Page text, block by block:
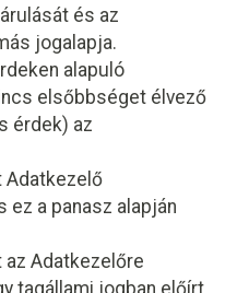
és az
jogalapja.
alapuló
elsőbbséget élvező
érdek) az
Adatkezelő
ez a panasz alapján
az Adatkezelőre
tagállami jogban előírt